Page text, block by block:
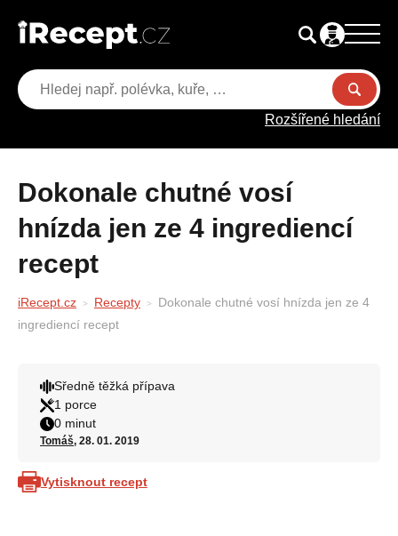
Rozšířené hledání
Dokonale chutné vosí
hnízda jen ze 4 ingrediencí
recept
iRecept.cz Recepty
Dokonale chutné vosí hnízda jen ze 4
ingrediencí recept
Sředně těžká přípava
1 porce
0 minut
Tomáš, 28. 01. 2019
Vytisknout recept